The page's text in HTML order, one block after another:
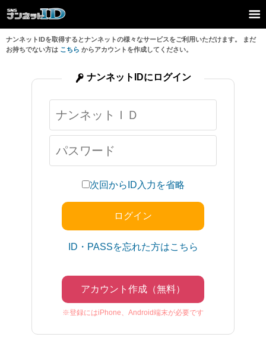
ナンネットIDを取得するとナンネットの様々なサービスをご利用いただけます。 まだ
お持ちでない方は こちら からアカウントを作成してください。
次回からID入力を省略
ID・PASSを忘れた方はこちら
アカウント作成（無料）
※登録にはiPhone、Android端末が必要です
ナンネットIDにログイン